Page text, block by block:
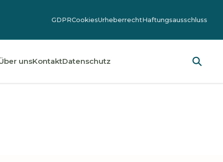
GDPRCookiesUrheberrechtHaftungsausschluss
unsKontaktDatenschutz